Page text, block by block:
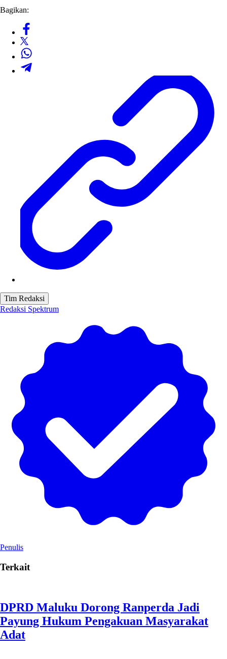
Bagikan:
Tim Redaksi
Redaksi Spektrum
Penulis
Terkait
DPRD Maluku Dorong Ranperda Jadi
Payung Hukum Pengakuan Masyarakat
Adat